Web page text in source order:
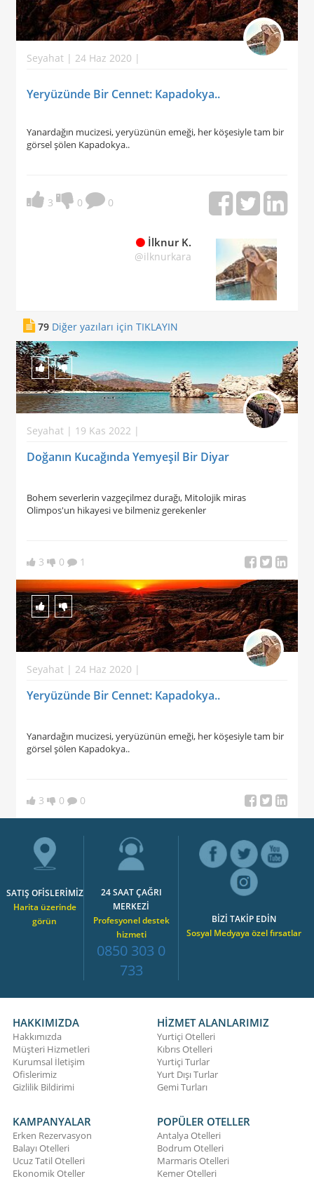
Seyahat | 24 Haz 2020 |
Yeryüzünde Bir Cennet: Kapadokya..
Yanardağın mucizesi, yeryüzünün emeği, her köşesiyle tam bir
görsel şölen Kapadokya..
3 0 0
İlknur K.
@ilknurkara
79 Diğer yazıları için TIKLAYIN
Seyahat | 19 Kas 2022 |
Doğanın Kucağında Yemyeşil Bir Diyar
Bohem severlerin vazgeçilmez durağı, Mitolojik miras
Olimpos'un hikayesi ve bilmeniz gerekenler
3 0 1
Seyahat | 24 Haz 2020 |
Yeryüzünde Bir Cennet: Kapadokya..
Yanardağın mucizesi, yeryüzünün emeği, her köşesiyle tam bir
görsel şölen Kapadokya..
3 0 0
SATIŞ OFİSLERİMİZ
Harita üzerinde
görün
24 SAAT ÇAĞRI
MERKEZİ
Profesyonel destek
hizmeti
0850 303 0
733
BİZİ TAKİP EDİN
Sosyal Medyaya özel fırsatlar
HAKKIMIZDA
Hakkımızda
Müşteri Hizmetleri
Kurumsal İletişim
Ofislerimiz
Gizlilik Bildirimi
HİZMET ALANLARIMIZ
Yurtiçi Otelleri
Kıbrıs Otelleri
Yurtiçi Turlar
Yurt Dışı Turlar
Gemi Turları
KAMPANYALAR
Erken Rezervasyon
Balayı Otelleri
Ucuz Tatil Otelleri
Ekonomik Oteller
POPÜLER OTELLER
Antalya Otelleri
Bodrum Otelleri
Marmaris Otelleri
Kemer Otelleri